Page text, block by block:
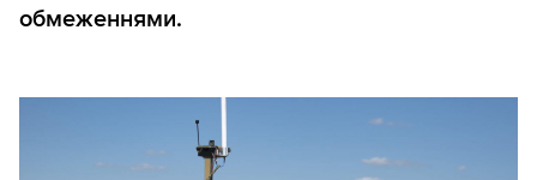
обмеженнями.